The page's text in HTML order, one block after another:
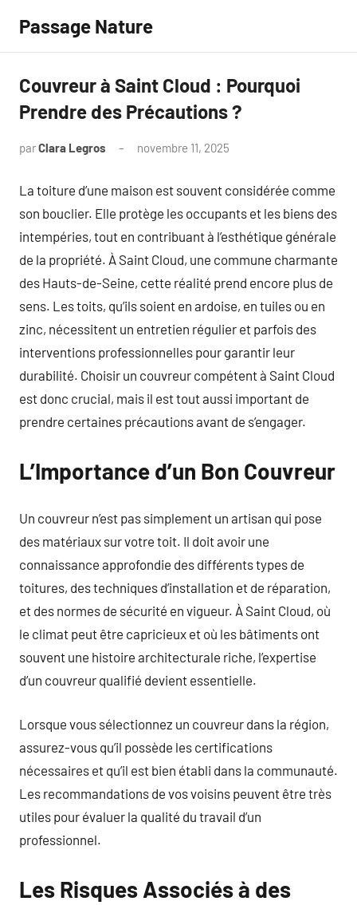
contenu
Passage Nature
Couvreur à Saint Cloud : Pourquoi
Prendre des Précautions ?
parClara Legros novembre 11, 2025
La toiture d’une maison est souvent considérée comme
son bouclier. Elle protège les occupants et les biens des
intempéries, tout en contribuant à l’esthétique générale
de la propriété. À Saint Cloud, une commune charmante
des Hauts-de-Seine, cette réalité prend encore plus de
sens. Les toits, qu’ils soient en ardoise, en tuiles ou en
zinc, nécessitent un entretien régulier et parfois des
interventions professionnelles pour garantir leur
durabilité. Choisir un couvreur compétent à Saint Cloud
est donc crucial, mais il est tout aussi important de
prendre certaines précautions avant de s’engager.
L’Importance d’un Bon Couvreur
Un couvreur n’est pas simplement un artisan qui pose
des matériaux sur votre toit. Il doit avoir une
connaissance approfondie des différents types de
toitures, des techniques d’installation et de réparation,
et des normes de sécurité en vigueur. À Saint Cloud, où
le climat peut être capricieux et où les bâtiments ont
souvent une histoire architecturale riche, l’expertise
d’un couvreur qualifié devient essentielle.
Lorsque vous sélectionnez un couvreur dans la région,
assurez-vous qu’il possède les certifications
nécessaires et qu’il est bien établi dans la communauté.
Les recommandations de vos voisins peuvent être très
utiles pour évaluer la qualité du travail d’un
professionnel.
Les Risques Associés à des